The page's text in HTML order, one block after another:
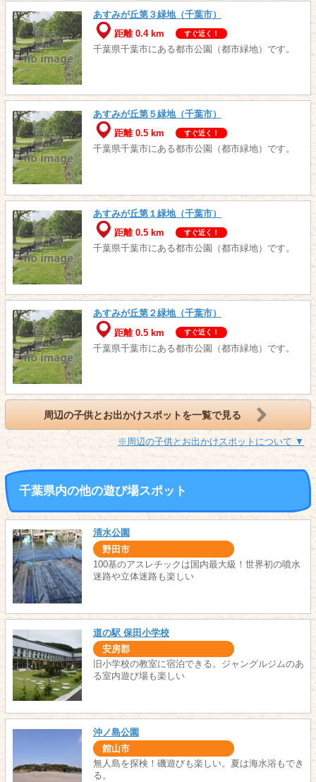
あすみが丘第３緑地（千葉市）
距離 0.4 km
すぐ近く！
千葉県千葉市にある都市公園（都市緑地）です。
あすみが丘第５緑地（千葉市）
距離 0.5 km
すぐ近く！
千葉県千葉市にある都市公園（都市緑地）です。
あすみが丘第１緑地（千葉市）
距離 0.5 km
すぐ近く！
千葉県千葉市にある都市公園（都市緑地）です。
あすみが丘第２緑地（千葉市）
距離 0.5 km
すぐ近く！
千葉県千葉市にある都市公園（都市緑地）です。
周辺の子供とお出かけスポットを一覧で見る
※周辺の子供とお出かけスポットについて ▼
千葉県内の他の遊び場スポット
清水公園
野田市
100基のアスレチックは国内最大級！世界初の噴水
迷路や立体迷路も楽しい
道の駅 保田小学校
安房郡
旧小学校の教室に宿泊できる。ジャングルジムのあ
る室内遊び場も楽しい
沖ノ島公園
館山市
無人島を探検！磯遊びも楽しい。夏は海水浴もでき
る。